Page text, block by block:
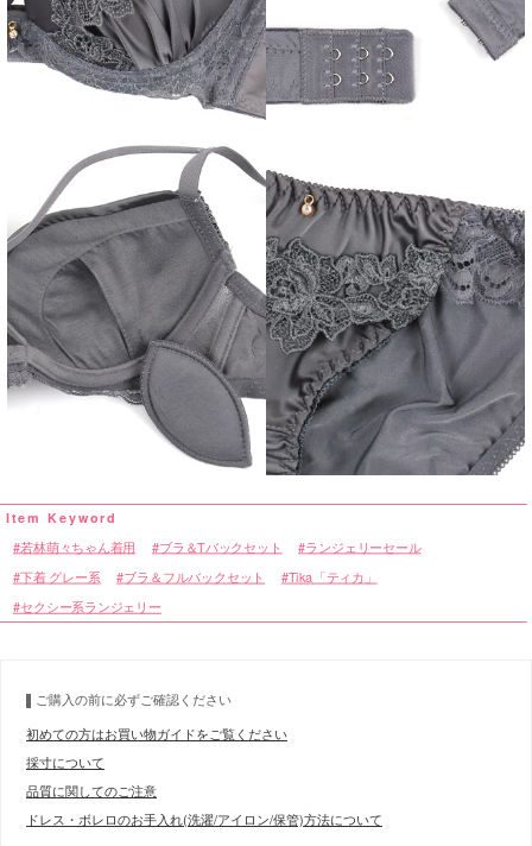
若林萌々ちゃん着用 ブラ＆Tバックセット ランジェリーセール
下着 グレー系 ブラ＆フルバックセット Tika「ティカ」
セクシー系ランジェリー
ご購入の前に必ずご確認ください
初めての方はお買い物ガイドをご覧ください
採寸について
品質に関してのご注意
ドレス・ボレロのお手入れ(洗濯/アイロン/保管)方法について